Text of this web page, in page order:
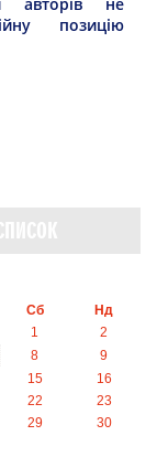
позицію
Сб
Нд
1
2
8
9
15
16
22
23
29
30